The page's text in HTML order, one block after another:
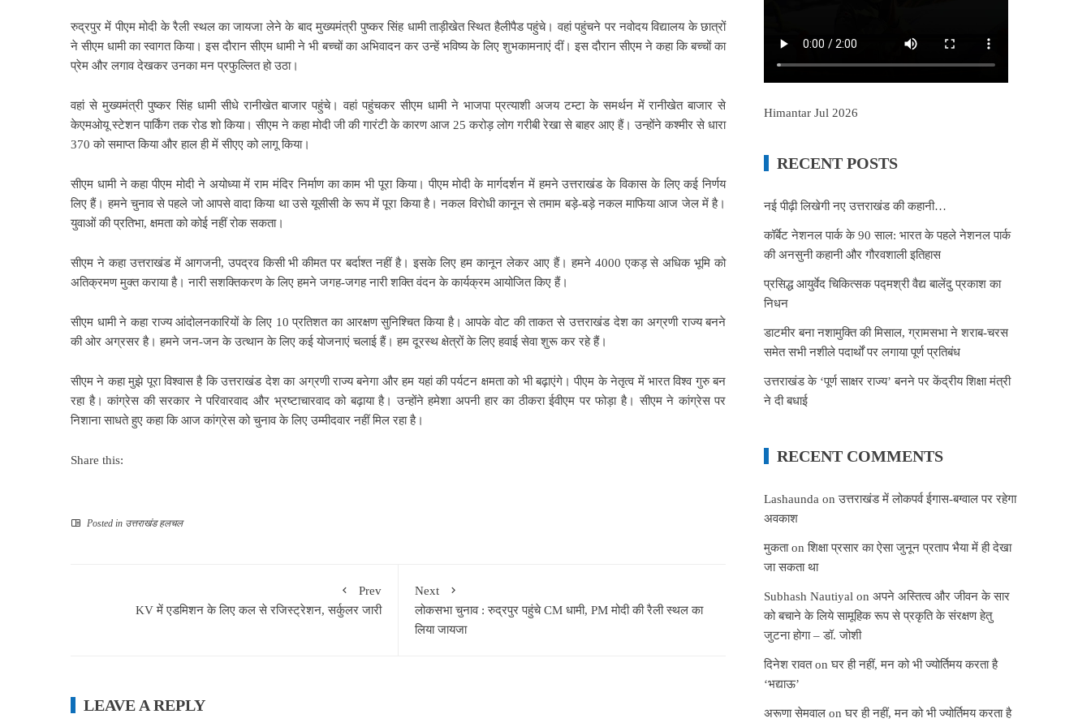
रुद्रपुर में पीएम मोदी के रैली स्थल का जायजा लेने के बाद मुख्यमंत्री पुष्कर सिंह धामी ताड़ीखेत स्थित हैलीपैड पहुंचे। वहां पहुंचने पर नवोदय विद्यालय के छात्रों
ने सीएम धामी का स्वागत किया। इस दौरान सीएम धामी ने भी बच्चों का अभिवादन कर उन्हें भविष्य के लिए शुभकामनाएं दीं। इस दौरान सीएम ने कहा कि बच्चों का
प्रेम और लगाव देखकर उनका मन प्रफुल्लित हो उठा।
वहां से मुख्यमंत्री पुष्कर सिंह धामी सीधे रानीखेत बाजार पहुंचे। वहां पहुंचकर सीएम धामी ने भाजपा प्रत्याशी अजय टम्टा के समर्थन में रानीखेत बाजार से
केएमओयू स्टेशन पार्किंग तक रोड शो किया। सीएम ने कहा मोदी जी की गारंटी के कारण आज 25 करोड़ लोग गरीबी रेखा से बाहर आए हैं। उन्होंने कश्मीर से धारा
370 को समाप्त किया और हाल ही में सीएए को लागू किया।
सीएम धामी ने कहा पीएम मोदी ने अयोध्या में राम मंदिर निर्माण का काम भी पूरा किया। पीएम मोदी के मार्गदर्शन में हमने उत्तराखंड के विकास के लिए कई निर्णय
लिए हैं। हमने चुनाव से पहले जो आपसे वादा किया था उसे यूसीसी के रूप में पूरा किया है। नकल विरोधी कानून से तमाम बड़े-बड़े नकल माफिया आज जेल में है।
युवाओं की प्रतिभा, क्षमता को कोई नहीं रोक सकता।
सीएम ने कहा उत्तराखंड में आगजनी, उपद्रव किसी भी कीमत पर बर्दाश्त नहीं है। इसके लिए हम कानून लेकर आए हैं। हमने 4000 एकड़ से अधिक भूमि को
अतिक्रमण मुक्त कराया है। नारी सशक्तिकरण के लिए हमने जगह-जगह नारी शक्ति वंदन के कार्यक्रम आयोजित किए हैं।
सीएम धामी ने कहा राज्य आंदोलनकारियों के लिए 10 प्रतिशत का आरक्षण सुनिश्चित किया है। आपके वोट की ताकत से उत्तराखंड देश का अग्रणी राज्य बनने
की ओर अग्रसर है। हमने जन-जन के उत्थान के लिए कई योजनाएं चलाई हैं। हम दूरस्थ क्षेत्रों के लिए हवाई सेवा शुरू कर रहे हैं।
सीएम ने कहा मुझे पूरा विश्वास है कि उत्तराखंड देश का अग्रणी राज्य बनेगा और हम यहां की पर्यटन क्षमता को भी बढ़ाएंगे। पीएम के नेतृत्व में भारत विश्व गुरु बन
रहा है। कांग्रेस की सरकार ने परिवारवाद और भ्रष्टाचारवाद को बढ़ाया है। उन्होंने हमेशा अपनी हार का ठीकरा ईवीएम पर फोड़ा है। सीएम ने कांग्रेस पर
निशाना साधते हुए कहा कि आज कांग्रेस को चुनाव के लिए उम्मीदवार नहीं मिल रहा है।
Share this:
Posted in उत्तराखंड हलचल
Prev
KV में एडमिशन के लिए कल से रजिस्ट्रेशन, सर्कुलर जारी
Next
लोकसभा चुनाव : रुद्रपुर पहुंचे CM धामी, PM मोदी की रैली स्थल का
लिया जायजा
LEAVE A REPLY
Himantar Jul 2026
RECENT POSTS
नई पीढ़ी लिखेगी नए उत्तराखंड की कहानी…
कॉर्बेट नेशनल पार्क के 90 साल: भारत के पहले नेशनल पार्क
की अनसुनी कहानी और गौरवशाली इतिहास
प्रसिद्ध आयुर्वेद चिकित्सक पद्मश्री वैद्य बालेंदु प्रकाश का
निधन
डाटमीर बना नशामुक्ति की मिसाल, ग्रामसभा ने शराब-चरस
समेत सभी नशीले पदार्थों पर लगाया पूर्ण प्रतिबंध
उत्तराखंड के ‘पूर्ण साक्षर राज्य’ बनने पर केंद्रीय शिक्षा मंत्री
ने दी बधाई
RECENT COMMENTS
Lashaunda onउत्तराखंड में लोकपर्व ईगास-बग्वाल पर रहेगा
अवकाश
मुकताonशिक्षा प्रसार का ऐसा जुनून प्रताप भैया में ही देखा
जा सकता था
Subhash Nautiyal onअपने अस्तित्व और जीवन के सार
को बचाने के लिये सामूहिक रूप से प्रकृति के संरक्षण हेतु
जुटना होगा – डॉ. जोशी
दिनेश रावतonघर ही नहीं, मन को भी ज्योर्तिमय करता है
‘भद्याऊ’
अरूणा सेमवाल onघर ही नहीं, मन को भी ज्योर्तिमय करता है